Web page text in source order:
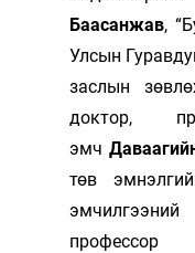
Баасанжав,
Улсын
заслын
доктор,
эмч
төв